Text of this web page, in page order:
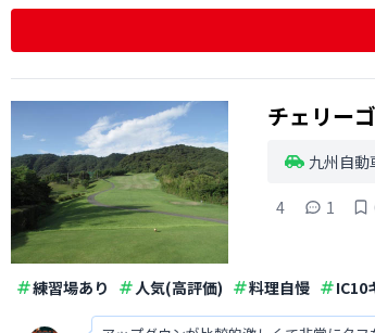
チェリー
九州自
4 1
練習場あり 人気(高評価) 料理自慢 IC10